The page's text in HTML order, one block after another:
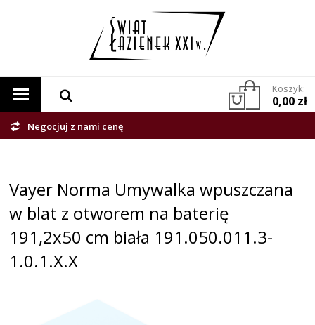
Koszyk:
0,00 zł
Negocjuj z nami cenę
Vayer Norma Umywalka wpuszczana
w blat z otworem na baterię
191,2x50 cm biała 191.050.011.3-
1.0.1.X.X